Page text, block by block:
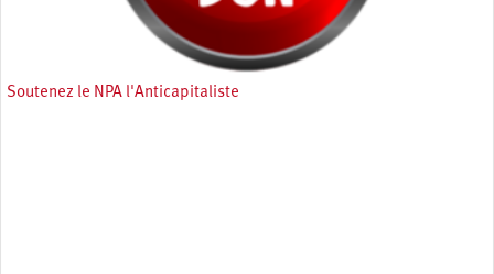
Soutenez le NPA l'Anticapitaliste